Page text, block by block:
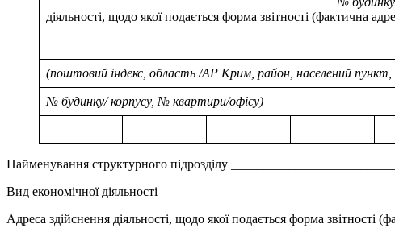
діяльності, щодо якої подається форма звітності (фактична
(поштовий індекс, область /АР Крим, район, населений
№ будинку/ корпусу, № квартири/офісу)
Найменування структурного підрозділу
Вид економічної діяльності
Адреса здійснення діяльності, щодо якої подається форма звітності